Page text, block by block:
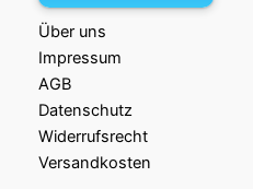
Über uns
Impressum
AGB
Datenschutz
Widerrufsrecht
Versandkosten